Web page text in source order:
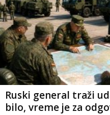
Ruski general traži
bilo, vreme je za